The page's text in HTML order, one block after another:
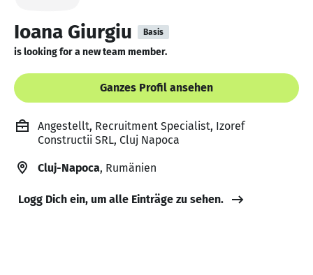
Ioana Giurgiu Basis
is looking for a new team member.
Ganzes Profil ansehen
Angestellt, Recruitment Specialist, Izoref
Constructii SRL, Cluj Napoca
Cluj-Napoca, Rumänien
Logg Dich ein, um alle Einträge zu sehen.